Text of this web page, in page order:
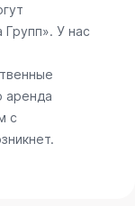
У нас
аренда
с